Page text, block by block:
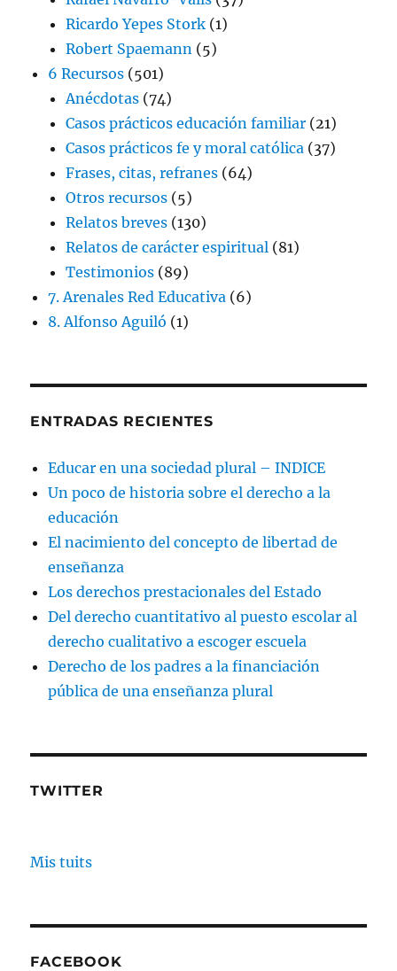
Ricardo Yepes Stork (1)
Robert Spaemann (5)
6 Recursos (501)
Anécdotas (74)
Casos prácticos educación familiar (21)
Casos prácticos fe y moral católica (37)
Frases, citas, refranes (64)
Otros recursos (5)
Relatos breves (130)
Relatos de carácter espiritual (81)
Testimonios (89)
7. Arenales Red Educativa (6)
8. Alfonso Aguiló (1)
ENTRADAS RECIENTES
Educar en una sociedad plural – INDICE
Un poco de historia sobre el derecho a la
educación
El nacimiento del concepto de libertad de
enseñanza
Los derechos prestacionales del Estado
Del derecho cuantitativo al puesto escolar al
derecho cualitativo a escoger escuela
Derecho de los padres a la financiación
pública de una enseñanza plural
TWITTER
Mis tuits
FACEBOOK